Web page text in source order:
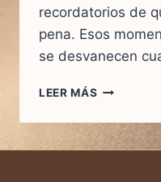
recordatorios de
pena. Esos
se desvanecen
LEER MÁS DE
A